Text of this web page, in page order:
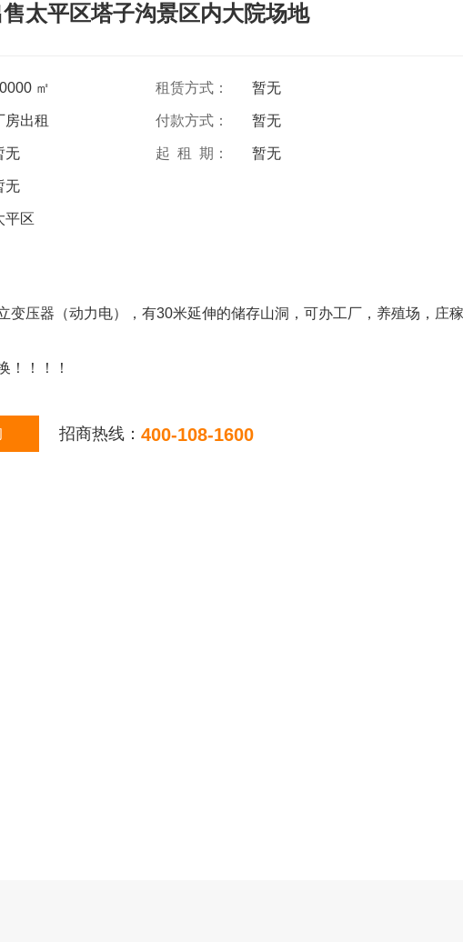
售太平区塔子沟景区内大院场地
㎡ 租赁方式： 暂无
房出租 付款方式： 暂无
无 起 租 期： 暂无
无
平区
变压器（动力电），有30米延伸的储存山洞，可办工厂，养殖场，庄
！！！！
招商热线： 400-108-1600